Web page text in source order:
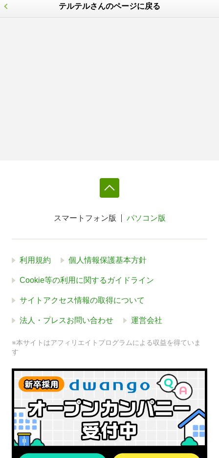
テルテルさんのページに戻る
スマートフォン版 パソコン版
利用規約 個人情報保護基本方針
Cookie等の利用に関するガイドライン
サイトアクセス情報の取得について
法人・プレスお問い合わせ 運営会社
※本サイトはアフィリエイトプログラムによる収益を得ていま
す